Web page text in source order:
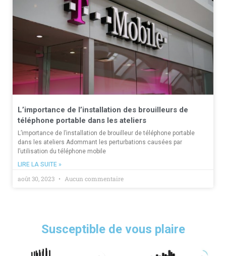
L’importance de l’installation des brouilleurs de
téléphone portable dans les ateliers
L’importance de l’installation de brouilleur de téléphone portable
dans les ateliers Adommant les perturbations causées par
l’utilisation du téléphone mobile
LIRE LA SUITE »
août 30, 2023 Aucun commentaire
Susceptible de vous plaire